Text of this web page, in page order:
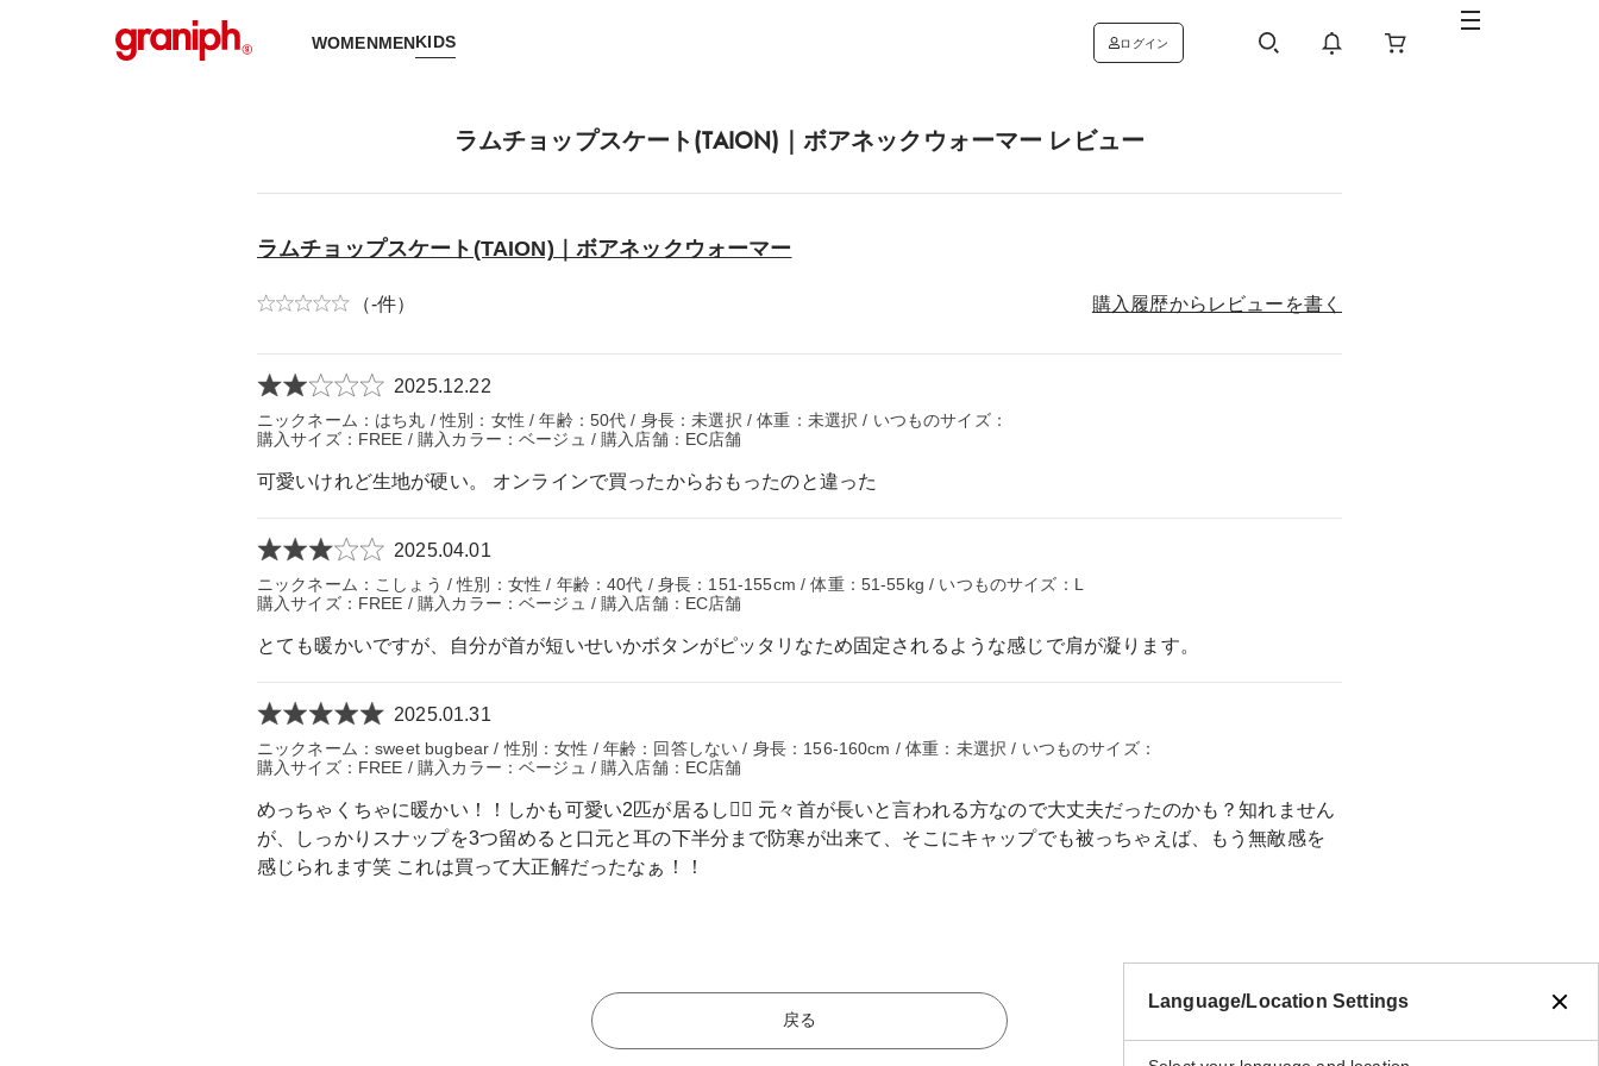
WOMENMENKIDS ログイン
ラムチョップスケート(TAION)｜ボアネックウォーマー レビュー
ラムチョップスケート(TAION)｜ボアネックウォーマー
（-件） 購入履歴からレビューを書く
2025.12.22
ニックネーム：はち丸 / 性別：女性 / 年齢：50代 / 身長：未選択 / 体重：未選択 / いつものサイズ：
購入サイズ：FREE / 購入カラー：ベージュ / 購入店舗：EC店舗
可愛いけれど生地が硬い。 オンラインで買ったからおもったのと違った
2025.04.01
ニックネーム：こしょう / 性別：女性 / 年齢：40代 / 身長：151-155cm / 体重：51-55kg / いつものサイズ：L
購入サイズ：FREE / 購入カラー：ベージュ / 購入店舗：EC店舗
とても暖かいですが、自分が首が短いせいかボタンがピッタリなため固定されるような感じで肩が凝ります。
2025.01.31
ニックネーム：sweet bugbear / 性別：女性 / 年齢：回答しない / 身長：156-160cm / 体重：未選択 / いつものサイズ：
購入サイズ：FREE / 購入カラー：ベージュ / 購入店舗：EC店舗
めっちゃくちゃに暖かい！！しかも可愛い2匹が居るし♡⃛ 元々首が長いと言われる方なので大丈夫だったのかも？知れません
が、しっかりスナップを3つ留めると口元と耳の下半分まで防寒が出来て、そこにキャップでも被っちゃえば、もう無敵感を
感じられます笑 これは買って大正解だったなぁ！！
戻る
Language/Location Settings